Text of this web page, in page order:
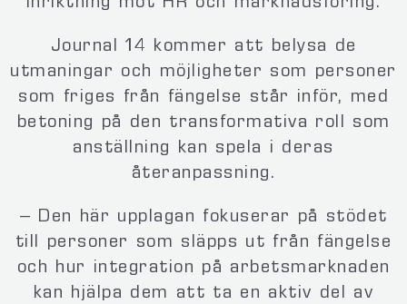
Journal 14 kommer att belysa de
utmaningar och möjligheter som personer
som friges från fängelse står inför, med
betoning på den transformativa roll som
anställning kan spela i deras
återanpassning.
– Den här upplagan fokuserar på stödet
till personer som släpps ut från fängelse
och hur integration på arbetsmarknaden
kan hjälpa dem att ta en aktiv del av